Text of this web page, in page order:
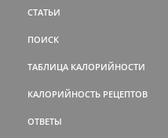
СТАТЬИ
ПОИСК
ТАБЛИЦА КАЛОРИЙНОСТИ
КАЛОРИЙНОСТЬ РЕЦЕПТОВ
ОТВЕТЫ